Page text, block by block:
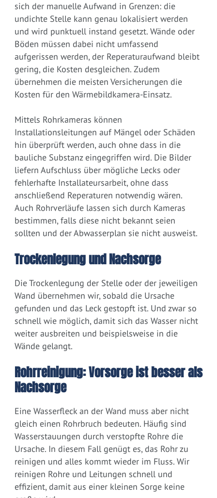
sich der manuelle Aufwand in Grenzen: die
undichte Stelle kann genau lokalisiert werden
und wird punktuell instand gesetzt. Wände oder
Böden müssen dabei nicht umfassend
aufgerissen werden, der Reperaturaufwand bleibt
gering, die Kosten desgleichen. Zudem
übernehmen die meisten Versicherungen die
Kosten für den Wärmebildkamera-Einsatz.
Mittels Rohrkameras können
Installationsleitungen auf Mängel oder Schäden
hin überprüft werden, auch ohne dass in die
bauliche Substanz eingegriffen wird. Die Bilder
liefern Aufschluss über mögliche Lecks oder
fehlerhafte Installateursarbeit, ohne dass
anschließend Reperaturen notwendig wären.
Auch Rohrverläufe lassen sich durch Kameras
bestimmen, falls diese nicht bekannt seien
sollten und der Abwasserplan sie nicht ausweist.
Trockenlegung und Nachsorge
Die Trockenlegung der Stelle oder der jeweiligen
Wand übernehmen wir, sobald die Ursache
gefunden und das Leck gestopft ist. Und zwar so
schnell wie möglich, damit sich das Wasser nicht
weiter ausbreiten und beispielsweise in die
Wände gelangt.
Rohrreinigung: Vorsorge ist besser als
Nachsorge
Eine Wasserfleck an der Wand muss aber nicht
gleich einen Rohrbruch bedeuten. Häufig sind
Wasserstauungen durch verstopfte Rohre die
Ursache. In diesem Fall genügt es, das Rohr zu
reinigen und alles kommt wieder im Fluss. Wir
reinigen Rohre und Leitungen schnell und
effizient, damit aus einer kleinen Sorge keine